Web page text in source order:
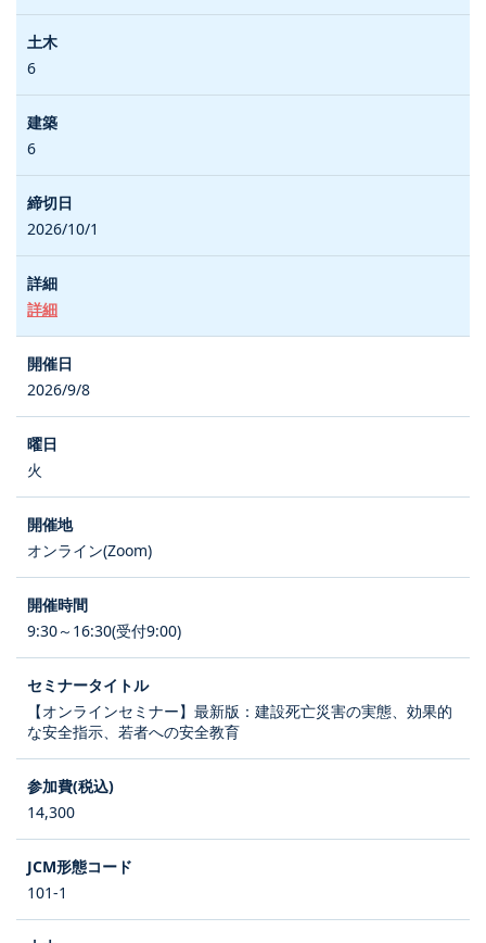
6
6
2026/10/1
詳細
2026/9/8
火
オンライン(Zoom)
9:30～16:30(受付9:00)
【オンラインセミナー】最新版：建設死亡災害の実態、効果的
な安全指示、若者への安全教育
14,300
101-1